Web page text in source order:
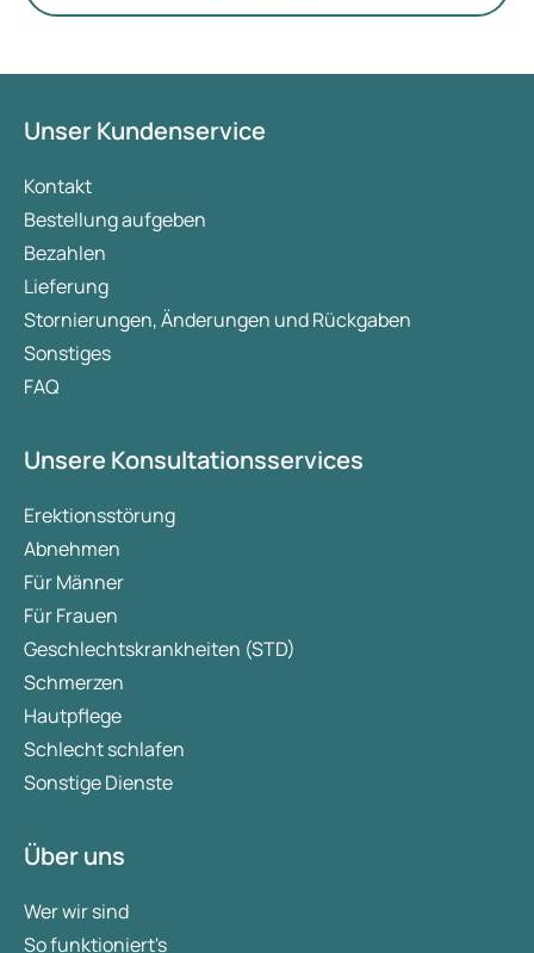
Unser Kundenservice
Kontakt
Bestellung aufgeben
Bezahlen
Lieferung
Stornierungen, Änderungen und Rückgaben
Sonstiges
FAQ
Unsere Konsultationsservices
Erektionsstörung
Abnehmen
Für Männer
Für Frauen
Geschlechtskrankheiten (STD)
Schmerzen
Hautpflege
Schlecht schlafen
Sonstige Dienste
Über uns
Wer wir sind
So funktioniert's